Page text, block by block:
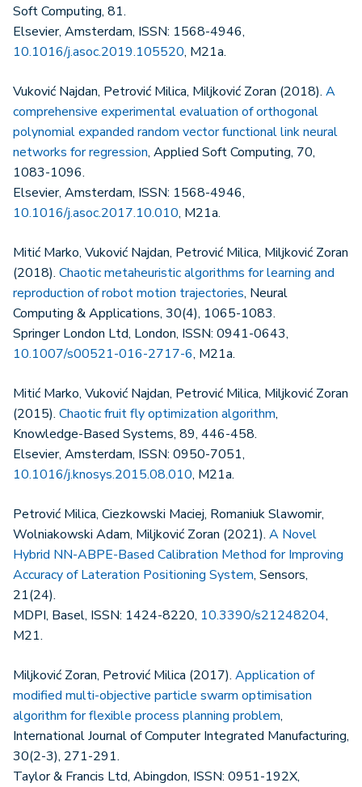
Soft Computing, 81.
Elsevier, Amsterdam, ISSN: 1568-4946,
10.1016/j.asoc.2019.105520, M21a.
Vuković Najdan, Petrović Milica, Miljković Zoran (2018). A
comprehensive experimental evaluation of orthogonal
polynomial expanded random vector functional link neural
networks for regression, Applied Soft Computing, 70,
1083-1096.
Elsevier, Amsterdam, ISSN: 1568-4946,
10.1016/j.asoc.2017.10.010, M21a.
Mitić Marko, Vuković Najdan, Petrović Milica, Miljković Zoran
(2018). Chaotic metaheuristic algorithms for learning and
reproduction of robot motion trajectories, Neural
Computing & Applications, 30(4), 1065-1083.
Springer London Ltd, London, ISSN: 0941-0643,
10.1007/s00521-016-2717-6, M21a.
Mitić Marko, Vuković Najdan, Petrović Milica, Miljković Zoran
(2015). Chaotic fruit fly optimization algorithm,
Knowledge-Based Systems, 89, 446-458.
Elsevier, Amsterdam, ISSN: 0950-7051,
10.1016/j.knosys.2015.08.010, M21a.
Petrović Milica, Ciezkowski Maciej, Romaniuk Slawomir,
Wolniakowski Adam, Miljković Zoran (2021). A Novel
Hybrid NN-ABPE-Based Calibration Method for Improving
Accuracy of Lateration Positioning System, Sensors,
21(24).
MDPI, Basel, ISSN: 1424-8220, 10.3390/s21248204,
M21.
Miljković Zoran, Petrović Milica (2017). Application of
modified multi-objective particle swarm optimisation
algorithm for flexible process planning problem,
International Journal of Computer Integrated Manufacturing,
30(2-3), 271-291.
Taylor & Francis Ltd, Abingdon, ISSN: 0951-192X,